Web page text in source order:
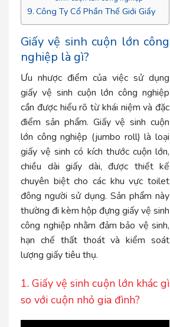
Công Ty Cổ Phần Thế Giới Giấy
Giấy vệ sinh cuộn lớn công
nghiệp là gì?
Ưu nhược điểm của việc sử dụng
giấy vệ sinh cuộn lớn công nghiệp
cần được hiểu rõ từ khái niệm và đặc
điểm sản phẩm. Giấy vệ sinh cuộn
lớn công nghiệp (jumbo roll) là loại
giấy vệ sinh có kích thước cuộn lớn,
chiều dài giấy dài, được thiết kế
chuyên biệt cho các khu vực toilet
đông người sử dụng. Sản phẩm này
thường đi kèm hộp đựng giấy vệ sinh
công nghiệp nhằm đảm bảo vệ sinh,
hạn chế thất thoát và kiểm soát
lượng giấy tiêu thụ.
1. Giấy vệ sinh cuộn lớn khác gì
so với cuộn nhỏ gia đình?